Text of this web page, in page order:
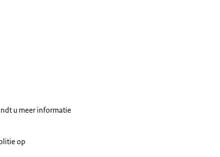
u meer informatie
op